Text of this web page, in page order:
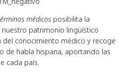
médicos posibilita la
patrimonio lingüístico
conocimiento médico y recoge
de habla hispana, aportando las
cada país.